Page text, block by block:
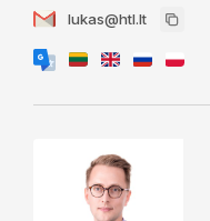
lukas@htl.lt